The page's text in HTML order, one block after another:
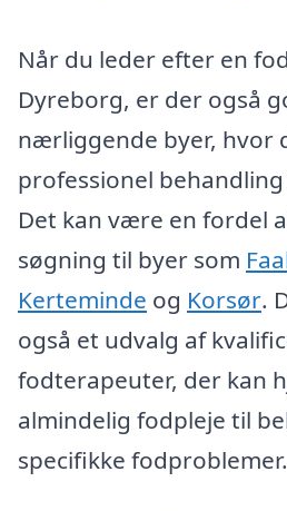
Når du leder efter en
Dyreborg, er der også
nærliggende byer, hvor
professionel
Det kan være en fordel
søgning til byer som
Kerteminde og Korsør.
også et udvalg af
fodterapeuter, der kan
almindelig fodpleje til
specifikke fodproblemer.